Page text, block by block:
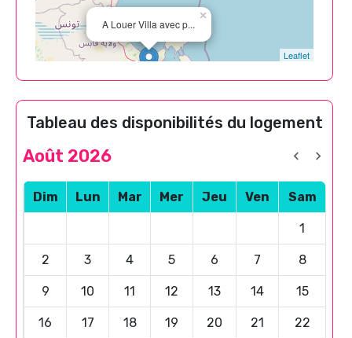
A Louer Villa avec p...
×
Leaflet
Tableau des disponibilités du logement
Août 2026
Dim Lun Mar Mer Jeu Ven Sam
1
2 3 4 5 6 7 8
9 10 11 12 13 14 15
16 17 18 19 20 21 22